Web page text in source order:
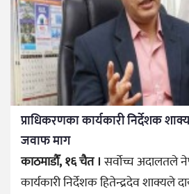
प्राधिकरणका कार्यकारी निर्देशक
जवाफ माग
काठमाडौँ, १६ चैत ।सर्वोच्च अदालतले
कार्यकारी निर्देशक हितेन्द्रदेव शाक्यले